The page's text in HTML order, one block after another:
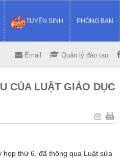
TUYỂN SINH PHÒNG BAN
Email Quản lý đào tạo
CỦA LUẬT GIÁO DỤC
họp thứ 6, đã thông qua Luật sửa